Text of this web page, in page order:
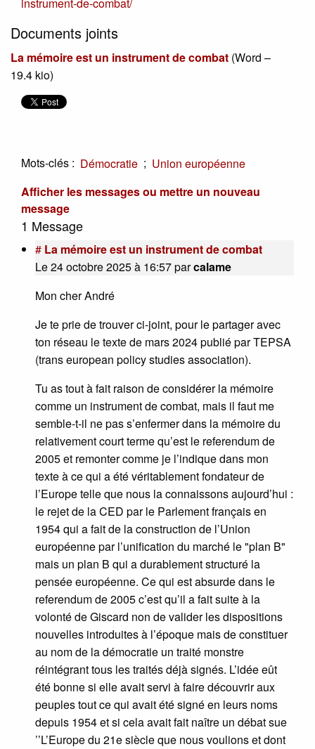
Documents joints
La mémoire est un instrument de combat (Word –
19.4 kio)
Mots-clés : Démocratie ; Union européenne
Afficher les messages ou mettre un nouveau
message
1 Message
# La mémoire est un instrument de combat
Le 24 octobre 2025 à 16:57parcalame
Mon cher André
Je te prie de trouver ci-joint, pour le partager avec
ton réseau le texte de mars 2024 publié par TEPSA
(trans european policy studies association).
Tu as tout à fait raison de considérer la mémoire
comme un instrument de combat, mais il faut me
semble-t-il ne pas s’enfermer dans la mémoire du
relativement court terme qu’est le referendum de
2005 et remonter comme je l’indique dans mon
texte à ce qui a été véritablement fondateur de
l’Europe telle que nous la connaissons aujourd’hui :
le rejet de la CED par le Parlement français en
1954 qui a fait de la construction de l’Union
européenne par l’unification du marché le "plan B"
mais un plan B qui a durablement structuré la
pensée européenne. Ce qui est absurde dans le
referendum de 2005 c’est qu’il a fait suite à la
volonté de Giscard non de valider les dispositions
nouvelles introduites à l’époque mais de constituer
au nom de la démocratie un traité monstre
réintégrant tous les traités déjà signés. L’idée eût
été bonne si elle avait servi à faire découvrir aux
peuples tout ce qui avait été signé en leurs noms
depuis 1954 et si cela avait fait naître un débat sue
’’L’Europe du 21e siècle que nous voulions et dont